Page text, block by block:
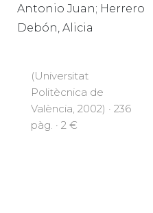
Antonio Juan; Herrero
Debón, Alicia
(Universitat
Politècnica de
València, 2002) · 236
pàg. · 2 €